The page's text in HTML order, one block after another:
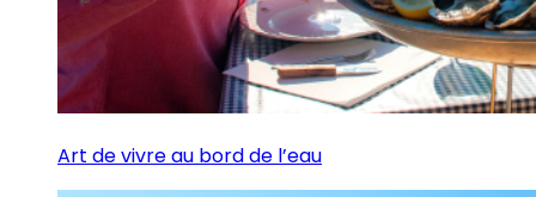
Art de vivre au bord de l’eau